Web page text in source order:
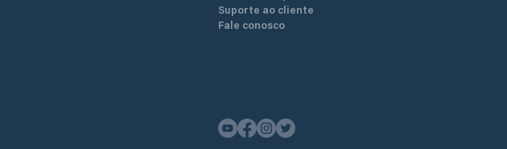
Suporte ao cliente
Fale conosco